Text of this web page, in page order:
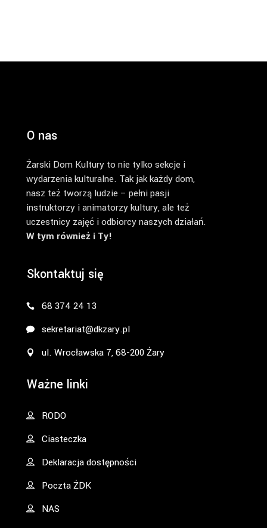
O nas
Żarski Dom Kultury to nie tylko sekcje i
wydarzenia kulturalne. Tak jak każdy dom,
nasz też tworzą ludzie – pełni pasji
instruktorzy i animatorzy kultury, ale też
uczestnicy zajęć i odbiorcy naszych działań.
W tym również i Ty!
Skontaktuj się
68 374 24 13
sekretariat@dkzary.pl
ul. Wrocławska 7, 68-200 Żary
Ważne linki
RODO
Ciasteczka
Deklaracja dostępności
Poczta ŻDK
NAS